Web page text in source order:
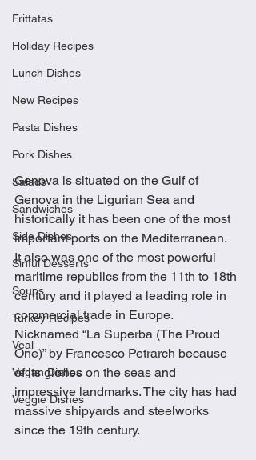
Frittatas
Holiday Recipes
Lunch Dishes
New Recipes
Pasta Dishes
Pork Dishes
Salads
Sandwiches
Side Dishes
Sinful Desserts
Soups
Turkey Recipes
Veal
Vegan Dishes
Veggie Dishes
Genova is situated on the Gulf of
Genova in the Ligurian Sea and
historically it has been one of the most
important ports on the Mediterranean.
It also was one of the most powerful
maritime republics from the 11th to 18th
century and it played a leading role in
commercial trade in Europe.
Nicknamed “La Superba (The Proud
One)” by Francesco Petrarch because
of its glories on the seas and
impressive landmarks. The city has had
massive shipyards and steelworks
since the 19th century.